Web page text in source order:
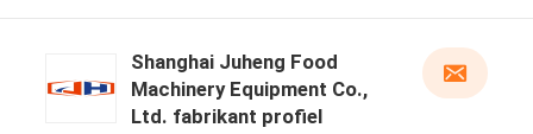
Shanghai Juheng Food
Machinery Equipment Co.,
Ltd. fabrikant profiel